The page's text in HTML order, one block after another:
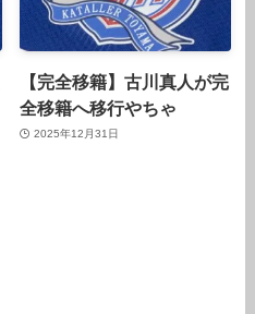
【完全移籍】古川真人が完
全移籍へ移行やちゃ
2025年12月31日